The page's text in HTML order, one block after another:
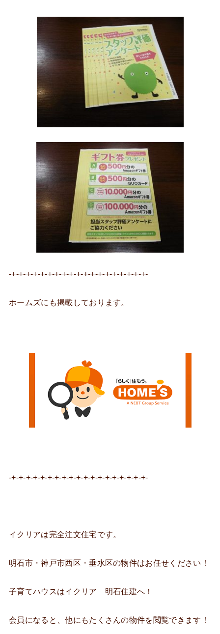
-+-+-+-+-+-+-+-+-+-+-+-+-+-+-+-+-+-+-+-
ホームズにも掲載しております。
-+-+-+-+-+-+-+-+-+-+-+-+-+-+-+-+-+-+-+-
イクリアは完全注文住宅です。
明石市・神戸市西区・垂水区の物件はお任せください！
子育てハウスはイクリア 明石住建へ！
会員になると、他にもたくさんの物件を閲覧できます！